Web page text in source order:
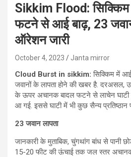
Sikkim Flood:
फटने से आई बाढ़, 23
ऑरेशन जारी
October 4, 2023 Janta mirror
Cloud Burst in sikkim: सिक्किम में
जवानों के लापता होने की खबर है. दरअसल,
के ऊपर अचानक बादल फटने से लाचेन घाटी
आ गई. इससे घाटी में भी कुछ सैन्य प्रतिष्ठान
23 जवान लापता
जानकारी के मुताबिक, चुंगथांग बांध से पानी
15-20 फीट की ऊंचाई तक जल स्तर